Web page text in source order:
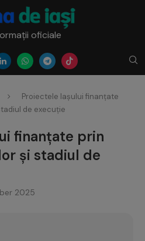
oficiale
Proiectele Iașului finanțate
de execuție
finanțate prin
și stadiul de
2025